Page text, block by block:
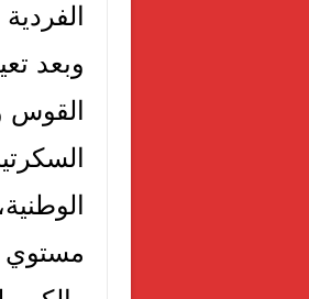
الفردية
وبعد
القوس
مستوي